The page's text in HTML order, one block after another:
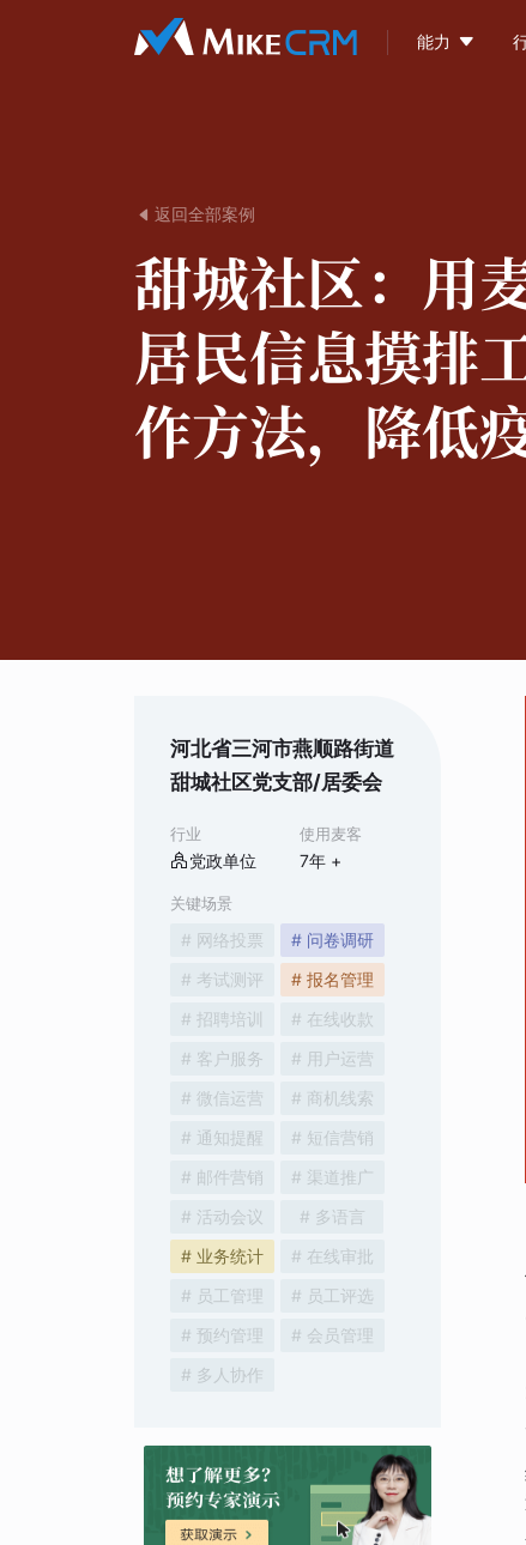
能力 
 返回全部案例
甜城社区： 用
居民信息摸排
作方法，降低
河北省三河市燕顺路街道
甜城社区党支部/居委会
行业
党政单位
使用麦客
7年 +
关键场景
# 网络投票
# 问卷调研
# 考试测评
# 报名管理
# 招聘培训
# 在线收款
# 客户服务
# 用户运营
# 微信运营
# 商机线索
# 通知提醒
# 短信营销
# 邮件营销
# 渠道推广
# 活动会议
# 多语言
# 业务统计
# 在线审批
# 员工管理
# 员工评选
# 预约管理
# 会员管理
# 多人协作